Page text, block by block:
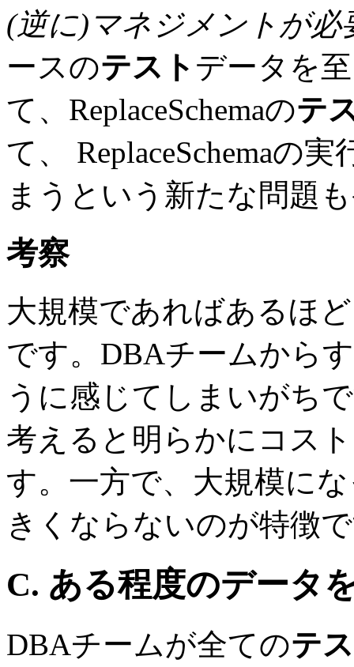
(逆に)マネジメントが必
ースのテスト データを
て、ReplaceSchemaのテ
て、 ReplaceSchemaの
まうという新たな問題
考察
大規模であればあるほ
です。DBAチームから
うに感じてしまいがち
考えると明らかにコス
す。一方で、大規模に
きくならないのが特徴
C. ある程度のデータ
DBAチームが全てのテ